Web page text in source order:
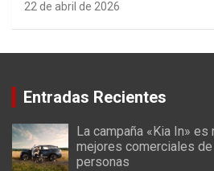
22 de abril de 2026
Entradas Recientes
La campaña «Kia In»
mejores comerciales
personas